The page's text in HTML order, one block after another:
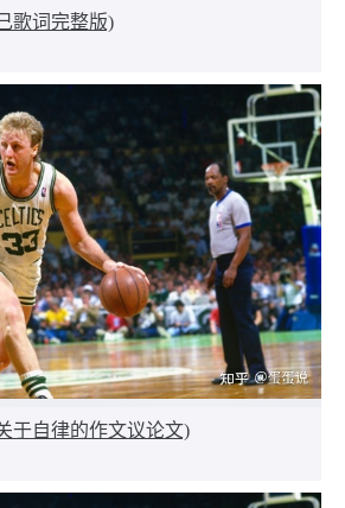
歌词完整版)
于自律的作文议论文)